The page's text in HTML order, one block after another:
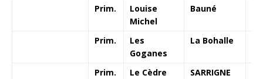
Prim.
Louise
Michel
Bauné
Prim.
Les
Goganes
La Bohalle
Prim.
Le Cèdre
SARRIGNE